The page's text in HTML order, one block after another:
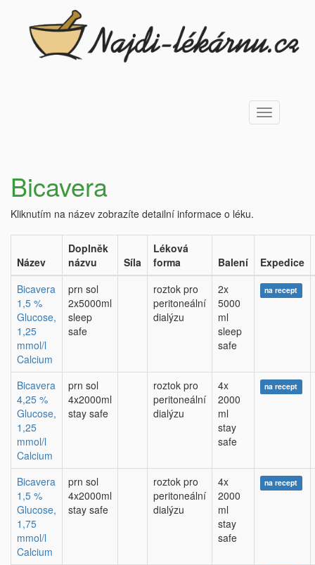
Toggle
navigation
Bicavera
Kliknutím na název zobrazíte detailní informace o léku.
Název
Doplněk
názvu
Síla
Léková
forma
Balení
Expedice
Bicavera
1,5 %
Glucose,
1,25
mmol/l
Calcium
prn sol
2x5000ml
sleep
safe
roztok pro
peritoneální
dialýzu
2x
5000
ml
sleep
safe
na recept
Bicavera
4,25 %
Glucose,
1,25
mmol/l
Calcium
prn sol
4x2000ml
stay safe
roztok pro
peritoneální
dialýzu
4x
2000
ml
stay
safe
na recept
Bicavera
1,5 %
Glucose,
1,75
mmol/l
Calcium
prn sol
4x2000ml
stay safe
roztok pro
peritoneální
dialýzu
4x
2000
ml
stay
safe
na recept